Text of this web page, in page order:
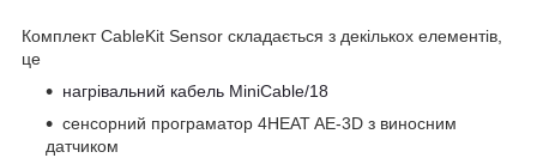
Комплект CableKit Sensor складається з декількох елементів,
це
нагрівальний кабель MiniCable/18
сенсорний програматор 4HEAT AE-3D з виносним
датчиком